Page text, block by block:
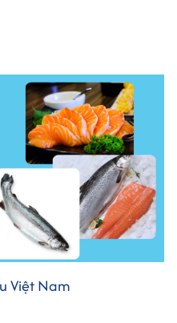
chất lượng & logistics
Việt Nam